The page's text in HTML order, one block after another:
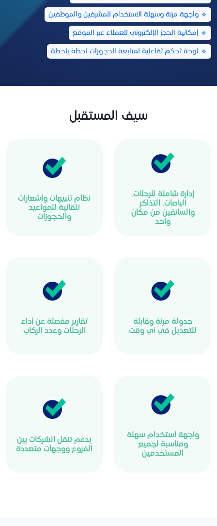
🔹 واجهة مرنة وسهلة الاستخدام للمشرفين والموظفين
🔹 إمكانية الحجز الإلكتروني للعملاء عبر الموقع
🔹 لوحة تحكم تفاعلية لمتابعة الحجوزات لحظة بلحظة
سيف المستقبل
إدارة شاملة للرحلات،
الباصات، التذاكر
والسائقين من مكان
واحد
نظام تنبيهات وإشعارات
تلقائية للمواعيد
والحجوزات
جدولة مرنة وقابلة
للتعديل في أي وقت
تقارير مفصلة عن أداء
الرحلات وعدد الركاب
واجهة استخدام سهلة
ومناسبة لجميع
المستخدمين
يدعم تنقل الشركات بين
الفروع ووجهات متعددة